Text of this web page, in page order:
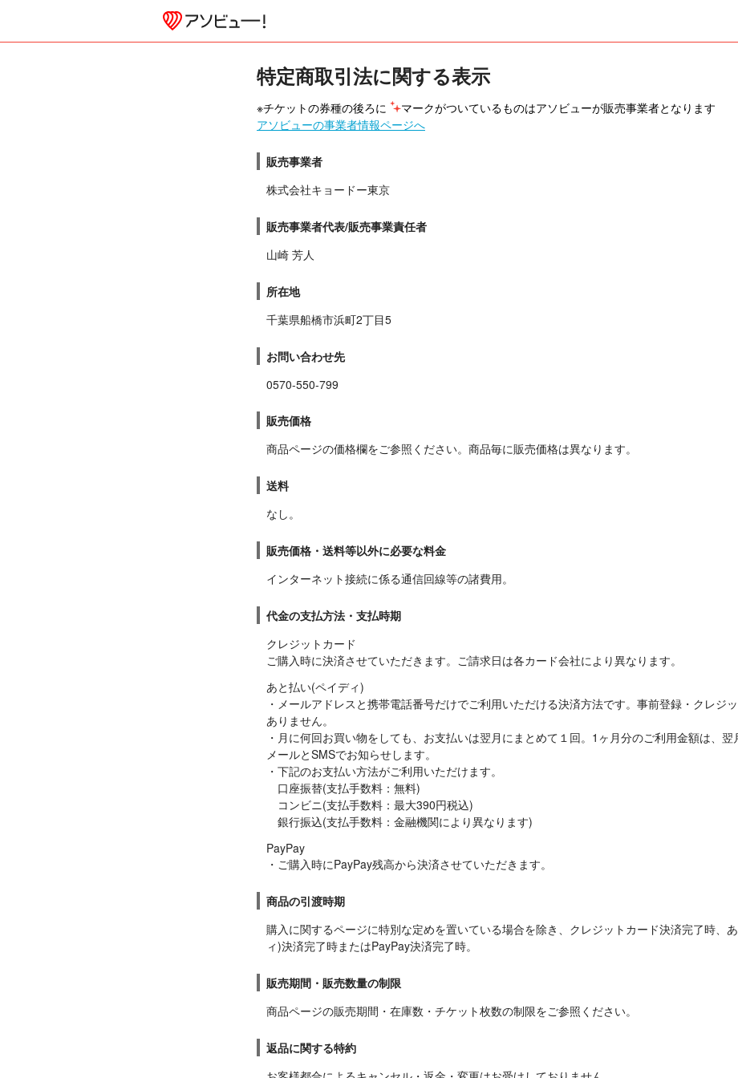
特定商取引法に関する表示
※チケットの券種の後ろに
マークがついているものはアソビューが販売事業者となります
アソビューの事業者情報ページへ
販売事業者
株式会社キョードー東京
販売事業者代表/販売事業責任者
山崎 芳人
所在地
千葉県船橋市浜町2丁目5
お問い合わせ先
0570-550-799
販売価格
商品ページの価格欄をご参照ください。商品毎に販売価格は異なります。
送料
なし。
販売価格・送料等以外に必要な料金
インターネット接続に係る通信回線等の諸費用。
代金の支払方法・支払時期
クレジットカード
ご購入時に決済させていただきます。ご請求日は各カード会社により異なります。
あと払い(ペイディ)
・メールアドレスと携帯電話番号だけでご利用いただける決済方法です。事前登録・クレジ
ありません。
・月に何回お買い物をしても、お支払いは翌月にまとめて１回。1ヶ月分のご利用金額は、翌
メールとSMSでお知らせします。
・下記のお支払い方法がご利用いただけます。
口座振替(支払手数料：無料)
コンビニ(支払手数料：最大390円税込)
銀行振込(支払手数料：金融機関により異なります)
PayPay
・ご購入時にPayPay残高から決済させていただきます。
商品の引渡時期
購入に関するページに特別な定めを置いている場合を除き、クレジットカード決済完了時、
ィ)決済完了時またはPayPay決済完了時。
販売期間・販売数量の制限
商品ページの販売期間・在庫数・チケット枚数の制限をご参照ください。
返品に関する特約